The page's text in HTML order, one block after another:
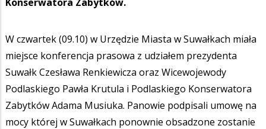
W czwartek (09.10) w Urzędzie Miasta w Suwałkach miała
miejsce konferencja prasowa z udziałem prezydenta
Suwałk Czesława Renkiewicza oraz Wicewojewody
Podlaskiego Pawła Krutula i Podlaskiego Konserwatora
Zabytków Adama Musiuka. Panowie podpisali umowę na
mocy której w Suwałkach ponownie obsadzone zostanie